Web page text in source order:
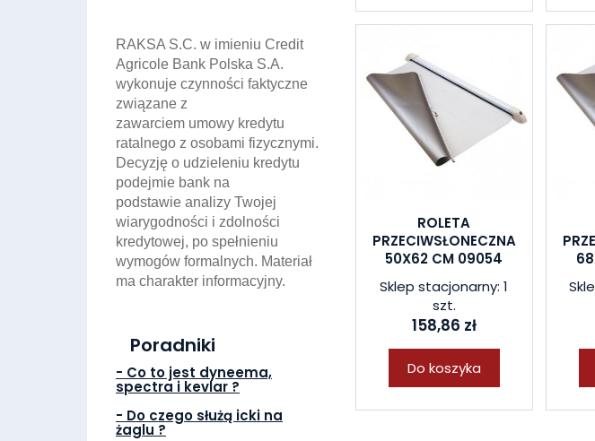
ROLETA
PRZECIWSŁONECZNA
50X62 CM 09054
Sklep stacjonarny: 1
szt.
158,86 zł
Do koszyka
RAKSA S.C. w imieniu Credit
Agricole Bank Polska S.A.
wykonuje czynności faktyczne
związane z
zawarciem umowy kredytu
ratalnego z osobami fizycznymi.
Decyzję o udzieleniu kredytu
podejmie bank na
podstawie analizy Twojej
wiarygodności i zdolności
kredytowej, po spełnieniu
wymogów formalnych. Materiał
ma charakter informacyjny.
Poradniki
- Co to jest dyneema,
spectra i kevlar ?
- Do czego służą icki na
żaglu ?